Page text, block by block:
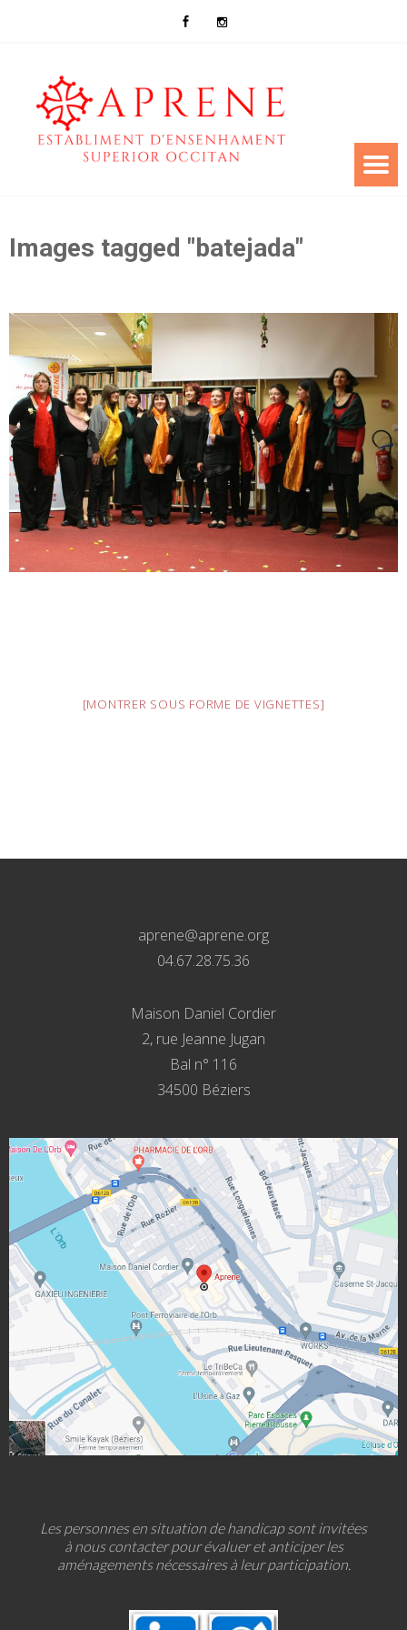
Images tagged "batejada"
[MONTRER SOUS FORME DE VIGNETTES]
aprene@aprene.org
04.67.28.75.36
Maison Daniel Cordier
2, rue Jeanne Jugan
Bal n° 116
34500 Béziers
Les personnes en situation de handicap sont invitées
à nous contacter pour évaluer et anticiper les
aménagements nécessaires à leur participation.